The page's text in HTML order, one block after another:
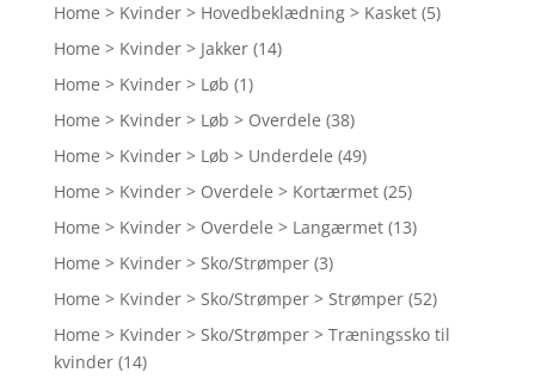
Home > Kvinder > Hovedbeklædning > Kasket (5)
Home > Kvinder > Jakker (14)
Home > Kvinder > Løb (1)
Home > Kvinder > Løb > Overdele (38)
Home > Kvinder > Løb > Underdele (49)
Home > Kvinder > Overdele > Kortærmet (25)
Home > Kvinder > Overdele > Langærmet (13)
Home > Kvinder > Sko/Strømper (3)
Home > Kvinder > Sko/Strømper > Strømper (52)
Home > Kvinder > Sko/Strømper > Træningssko til
kvinder (14)